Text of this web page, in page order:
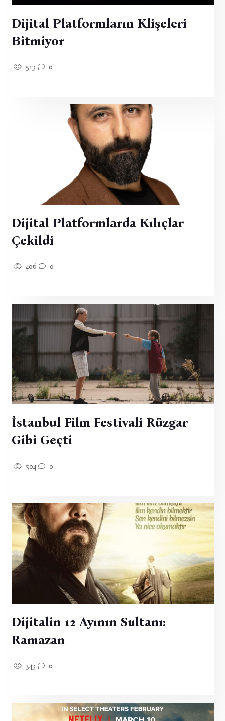
Dijital Platformların Klişeleri
Bitmiyor
513 0
Dijital Platformlarda Kılıçlar
Çekildi
406 0
İstanbul Film Festivali Rüzgar
Gibi Geçti
504 0
Dijitalin 12 Ayının Sultanı:
Ramazan
343 0